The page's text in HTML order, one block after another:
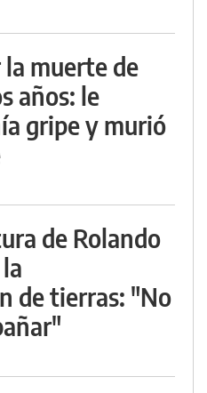
muerte de
años: le
gripe y murió
de Rolando
de tierras: "No